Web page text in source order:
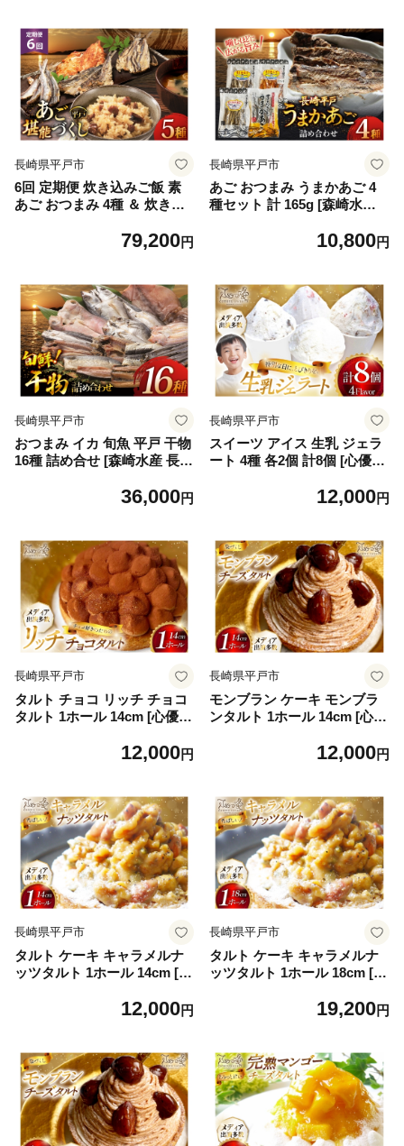
長崎県平戸市
6回 定期便 炊き込みご飯 素
あご おつまみ 4種 ＆ 炊き込
水産 長崎県 平戸市 hr42bgy4
ハン あごめし ご飯の素 おつ
まみ 定期 6ヶ月
79,200円
長崎県平戸市
あご おつまみ うまかあご 4
種セット 計 165g [森崎水産
6] お菓子 おかし 明太子 めん
10,800円
長崎県平戸市
おつまみ イカ 旬魚 平戸 干物
16種 詰め合せ [森崎水産 長崎
か セット 詰合せ 干物 干物セ
36,000円
長崎県平戸市
スイーツ アイス 生乳 ジェラ
ート 4種 各2個 計8個 [心優-C
hr42bjo490001] ミルク 濃厚
12,000円
長崎県平戸市
タルト チョコ リッチ チョコ
タルト 1ホール 14cm [心優-C
hr42bjo490002] チョコレー
12,000円
長崎県平戸市
モンブラン ケーキ モンブラ
ンタルト 1ホール 14cm [心
戸市 hr42bjo490005] 栗 くり
12,000円
長崎県平戸市
タルト ケーキ キャラメルナ
ッツタルト 1ホール 14cm [心
戸市 hr42bjo490006] アーモ
ラメル ご褒美 誕生日
12,000円
長崎県平戸市
タルト ケーキ キャラメルナ
ッツタルト 1ホール 18cm [心
戸市 hr42bjo490258] アーモ
ラメル ご褒美 誕生日
19,200円